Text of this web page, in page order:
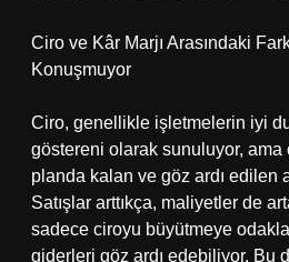
Ciro ve Kâr Marjı Arasındaki
Konuşmuyor
Ciro, genellikle işletmelerin iyi
göstereni olarak sunuluyor, ama
planda kalan ve göz ardı edilen
Satışlar arttıkça, maliyetler de
sadece ciroyu büyütmeye
giderleri göz ardı edebiliyor. Bu